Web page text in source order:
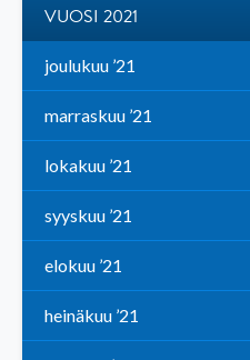
VUOSI 2021
joulukuu ’21
marraskuu ’21
lokakuu ’21
syyskuu ’21
elokuu ’21
heinäkuu ’21